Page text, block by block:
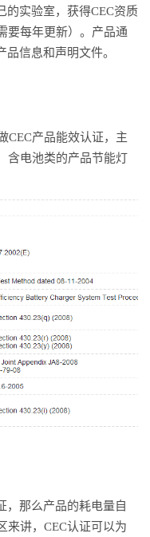
的实验室，获得CEC资质
要每年更新）。产品通
信息和声明文件。
CEC产品能效认证，主
含电池类的产品节能灯
，那么产品的耗电量自
来讲，CEC认证可以为